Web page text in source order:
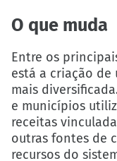
O que muda
Entre os
está a criação
mais
e municípios
receitas
outras fontes de
recursos do